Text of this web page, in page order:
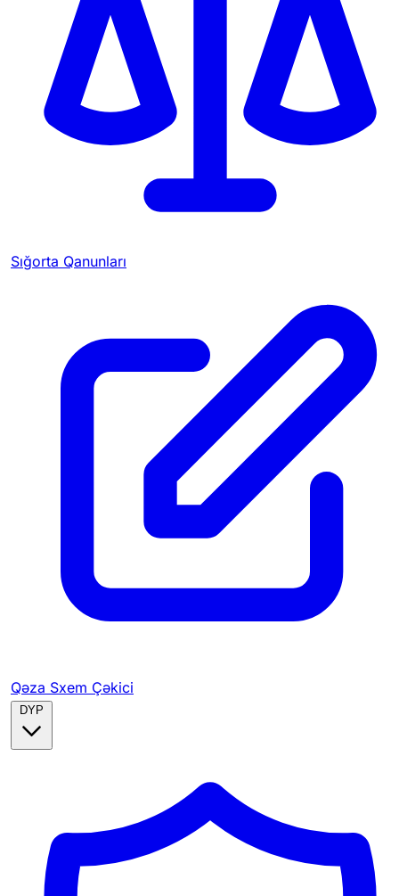
Sığorta Qanunları
Qəza Sxem Çəkici
DYP